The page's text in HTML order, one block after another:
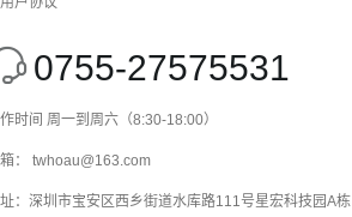
0755-27575531
时间 周一到周六（8:30-18:00）
： twhoau@163.com
：深圳市宝安区西乡街道水库路111号星宏科技园A栋